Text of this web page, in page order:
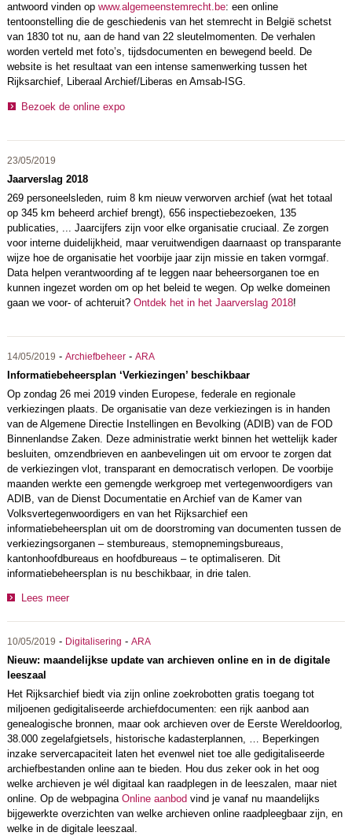
antwoord vinden op www.algemeenstemrecht.be: een online
tentoonstelling die de geschiedenis van het stemrecht in België schetst
van 1830 tot nu, aan de hand van 22 sleutelmomenten. De verhalen
worden verteld met foto’s, tijdsdocumenten en bewegend beeld. De
website is het resultaat van een intense samenwerking tussen het
Rijksarchief, Liberaal Archief/Liberas en Amsab-ISG.
Bezoek de online expo
23/05/2019
Jaarverslag 2018
269 personeelsleden, ruim 8 km nieuw verworven archief (wat het totaal
op 345 km beheerd archief brengt), 656 inspectiebezoeken, 135
publicaties, ... Jaarcijfers zijn voor elke organisatie cruciaal. Ze zorgen
voor interne duidelijkheid, maar veruitwendigen daarnaast op transparante
wijze hoe de organisatie het voorbije jaar zijn missie en taken vormgaf.
Data helpen verantwoording af te leggen naar beheersorganen toe en
kunnen ingezet worden om op het beleid te wegen. Op welke domeinen
gaan we voor- of achteruit? Ontdek het in het Jaarverslag 2018!
14/05/2019 - Archiefbeheer- ARA
Informatiebeheersplan ‘Verkiezingen’ beschikbaar
Op zondag 26 mei 2019 vinden Europese, federale en regionale
verkiezingen plaats. De organisatie van deze verkiezingen is in handen
van de Algemene Directie Instellingen en Bevolking (ADIB) van de FOD
Binnenlandse Zaken. Deze administratie werkt binnen het wettelijk kader
besluiten, omzendbrieven en aanbevelingen uit om ervoor te zorgen dat
de verkiezingen vlot, transparant en democratisch verlopen. De voorbije
maanden werkte een gemengde werkgroep met vertegenwoordigers van
ADIB, van de Dienst Documentatie en Archief van de Kamer van
Volksvertegenwoordigers en van het Rijksarchief een
informatiebeheersplan uit om de doorstroming van documenten tussen de
verkiezingsorganen – stembureaus, stemopnemingsbureaus,
kantonhoofdbureaus en hoofdbureaus – te optimaliseren. Dit
informatiebeheersplan is nu beschikbaar, in drie talen.
Lees meer
10/05/2019 - Digitalisering - ARA
Nieuw: maandelijkse update van archieven online en in de digitale
leeszaal
Het Rijksarchief biedt via zijn online zoekrobotten gratis toegang tot
miljoenen gedigitaliseerde archiefdocumenten: een rijk aanbod aan
genealogische bronnen, maar ook archieven over de Eerste Wereldoorlog,
38.000 zegelafgietsels, historische kadasterplannen, … Beperkingen
inzake servercapaciteit laten het evenwel niet toe alle gedigitaliseerde
archiefbestanden online aan te bieden. Hou dus zeker ook in het oog
welke archieven je wél digitaal kan raadplegen in de leeszalen, maar niet
online. Op de webpagina Online aanbod vind je vanaf nu maandelijks
bijgewerkte overzichten van welke archieven online raadpleegbaar zijn, en
welke in de digitale leeszaal.